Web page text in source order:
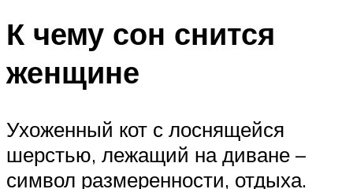
К чему сон снится
женщине
Ухоженный кот с лоснящейся
шерстью, лежащий на диване –
символ размеренности, отдыха.